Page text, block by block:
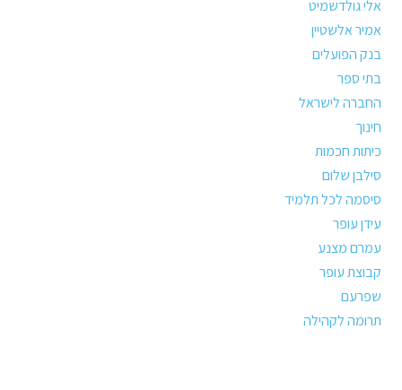
אלי גולדשמיט
אמיר אלשטיין
בנק הפועלים
בתי ספר
החברה לישראל
חינוך
כיתות חכמות
סילבן שלום
סיסמה לכל תלמיד
עידן עופר
עמרם מצנע
קבוצת עופר
שפרעם
תרומה לקהילה